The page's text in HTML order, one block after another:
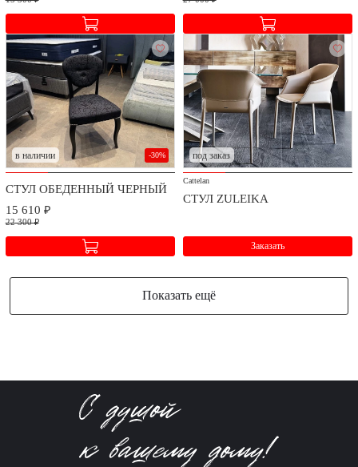
-30%
в наличии
СТУЛ ОБЕДЕННЫЙ ЧЕРНЫЙ
15 610 ₽
22 300 ₽
под заказ
Cattelan
СТУЛ ZULEIKA
Заказать
Показать ещё